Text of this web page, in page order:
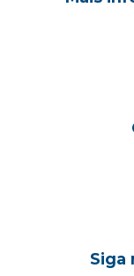
Siga